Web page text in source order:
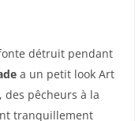
détruit pendant
a un petit look Art
des pêcheurs à la
tranquillement